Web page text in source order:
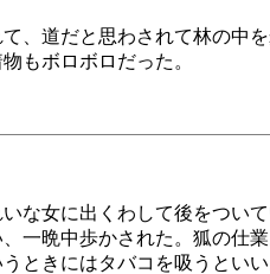
、道だと思わされて林の中
もボロボロだった。
な女に出くわして後をつい
一晩中歩かされた。狐の仕
ときにはタバコを吸うといい